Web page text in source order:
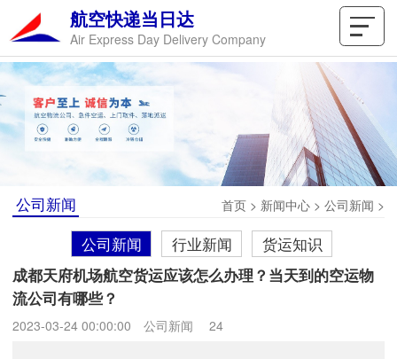
航空快递当日达
Air Express Day Delivery Company
公司新闻 首页 > 新闻中心 > 公司新闻 >
公司新闻 行业新闻
货运知识
成都天府机场航空货运应该怎么办理？当天到的空运物
流公司有哪些？
2023-03-24 00:00:00 公司新闻 24